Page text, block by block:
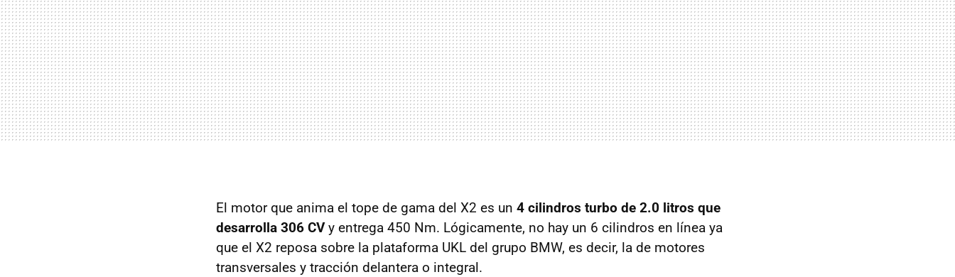
El motor que anima el tope de gama del X2 es un 4 cilindros turbo de 2.0 litros que
desarrolla 306 CVy entrega 450 Nm. Lógicamente, no hay un 6 cilindros en línea ya
que el X2 reposa sobre la plataforma UKL del grupo BMW, es decir, la de motores
transversales y tracción delantera o integral.